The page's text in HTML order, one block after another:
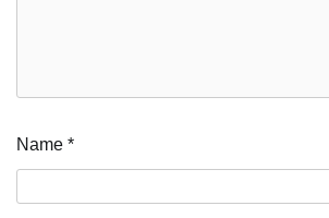
Name *